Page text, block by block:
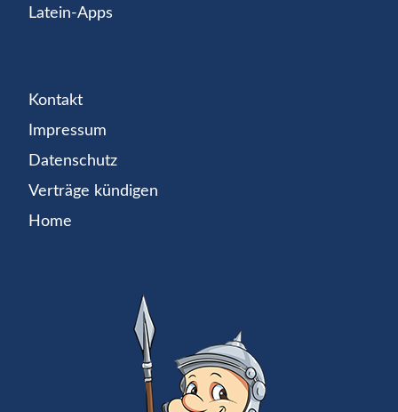
Latein-Apps
Kontakt
Impressum
Datenschutz
Verträge kündigen
Home